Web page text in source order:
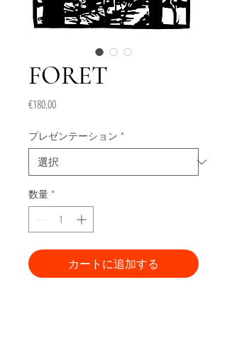
FORET
€180.00価
プレゼンテーション *
数量 *
カートに追加する